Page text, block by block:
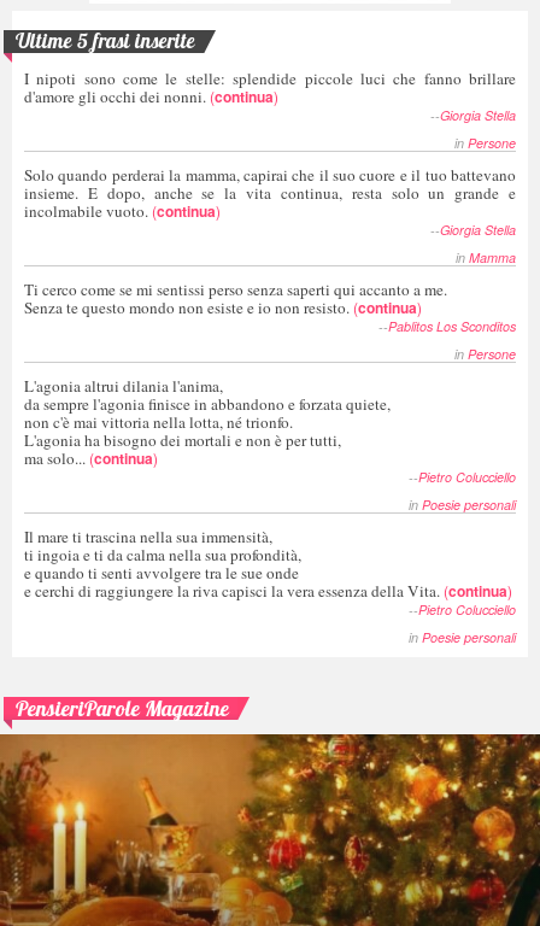
Ultime 5 frasi inserite
I nipoti sono come le stelle: splendide piccole luci che fanno brillare
d'amore gli occhi dei nonni. (continua)
--Giorgia Stella
in Persone
Solo quando perderai la mamma, capirai che il suo cuore e il tuo battevano
insieme. E dopo, anche se la vita continua, resta solo un grande e
incolmabile vuoto. (continua)
--Giorgia Stella
in Mamma
Ti cerco come se mi sentissi perso senza saperti qui accanto a me.
Senza te questo mondo non esiste e io non resisto. (continua)
--Pablitos Los Sconditos
in Persone
L'agonia altrui dilania l'anima,
da sempre l'agonia finisce in abbandono e forzata quiete,
non c'è mai vittoria nella lotta, né trionfo.
L'agonia ha bisogno dei mortali e non è per tutti,
ma solo... (continua)
--Pietro Colucciello
in Poesie personali
Il mare ti trascina nella sua immensità,
ti ingoia e ti da calma nella sua profondità,
e quando ti senti avvolgere tra le sue onde
e cerchi di raggiungere la riva capisci la vera essenza della Vita. (continua)
--Pietro Colucciello
in Poesie personali
PensieriParole Magazine